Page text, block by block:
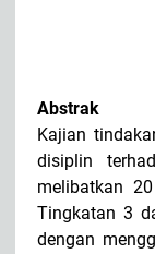
Abstrak
Kajian
disiplin
melibatkan
Tingkatan 3
dengan